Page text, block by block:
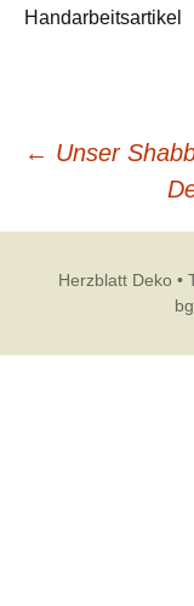
Handarbeitsartikel
← Unser
Herzblatt Deko •